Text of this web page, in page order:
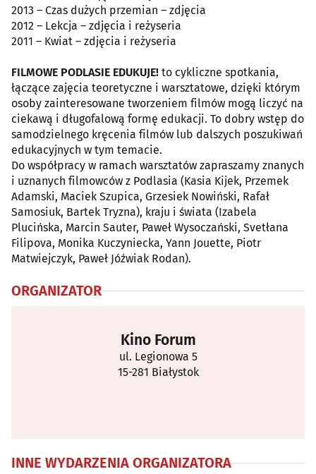
2013 – Czas dużych przemian – zdjęcia
2012 – Lekcja – zdjęcia i reżyseria
2011 – Kwiat – zdjęcia i reżyseria
FILMOWE PODLASIE EDUKUJE! to cykliczne spotkania,
łączące zajęcia teoretyczne i warsztatowe, dzięki którym
osoby zainteresowane tworzeniem filmów mogą liczyć na
ciekawą i długofalową formę edukacji. To dobry wstęp do
samodzielnego kręcenia filmów lub dalszych poszukiwań
edukacyjnych w tym temacie.
Do współpracy w ramach warsztatów zapraszamy znanych
i uznanych filmowców z Podlasia (Kasia Kijek, Przemek
Adamski, Maciek Szupica, Grzesiek Nowiński, Rafał
Samosiuk, Bartek Tryzna), kraju i świata (Izabela
Plucińska, Marcin Sauter, Paweł Wysoczański, Svetłana
Filipova, Monika Kuczyniecka, Yann Jouette, Piotr
Matwiejczyk, Paweł Jóźwiak Rodan).
ORGANIZATOR
Kino Forum
ul. Legionowa 5
15-281 Białystok
INNE WYDARZENIA ORGANIZATORA